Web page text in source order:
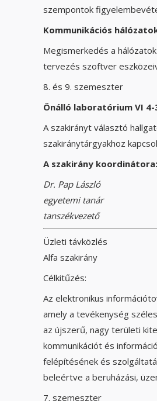
szempontok
Kommunikációs
Megismerkedés a
tervezés szoftver
8. és 9. szemeszter
Önálló laboratórium VI 4-
A szakirányt választó
szakiránytárgyakhoz
A szakirány koordinátora:
Dr. Pap László
egyetemi tanár
tanszékvezető
Üzleti távközlés
Alfa szakirány
Célkitűzés:
Az elektronikus
amely a tevékenység
az újszerű, nagy területi
kommunikációt és
felépítésének és
beleértve a beruházási,
7. szemeszter